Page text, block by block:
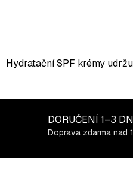
á
a
r
Hydratační SPF krémy
DORUČENÍ 1–3
Doprava zdarma nad